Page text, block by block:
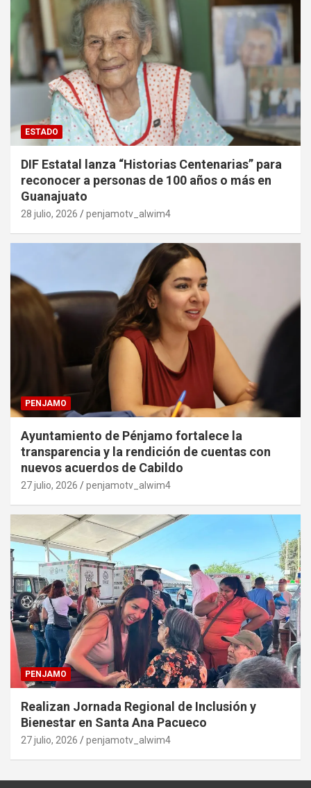
ESTADO
DIF Estatal lanza “Historias Centenarias” para
reconocer a personas de 100 años o más en
Guanajuato
28 julio, 2026 penjamotv_alwim4
PENJAMO
Ayuntamiento de Pénjamo fortalece la
transparencia y la rendición de cuentas con
nuevos acuerdos de Cabildo
27 julio, 2026 penjamotv_alwim4
PENJAMO
Realizan Jornada Regional de Inclusión y
Bienestar en Santa Ana Pacueco
27 julio, 2026 penjamotv_alwim4